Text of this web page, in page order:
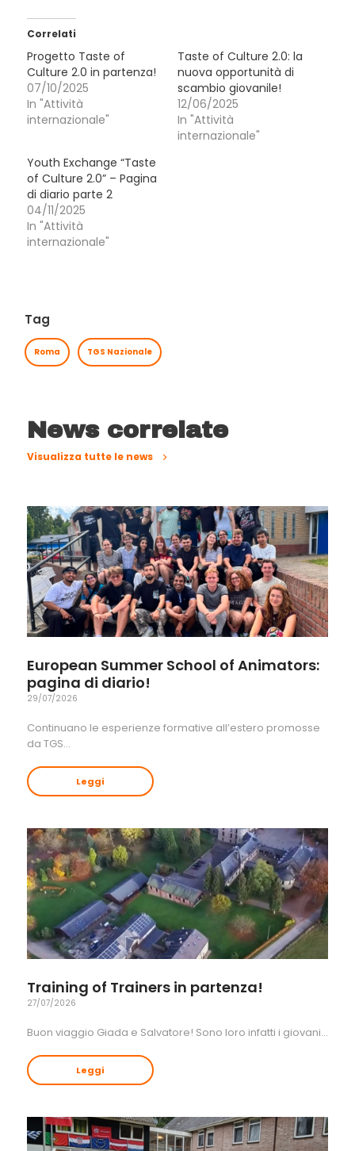
Correlati
Progetto Taste of
Culture 2.0 in partenza!
07/10/2025
In "Attività
internazionale"
Taste of Culture 2.0: la
nuova opportunità di
scambio giovanile!
12/06/2025
In "Attività
internazionale"
Youth Exchange “Taste
of Culture 2.0” – Pagina
di diario parte 2
04/11/2025
In "Attività
internazionale"
Tag
Roma TGS Nazionale
News correlate
Visualizza tutte le news
European Summer School of Animators:
pagina di diario!
29/07/2026
Continuano le esperienze formative all’estero promosse
da TGS…
Leggi
Training of Trainers in partenza!
27/07/2026
Buon viaggio Giada e Salvatore! Sono loro infatti i giovani…
Leggi